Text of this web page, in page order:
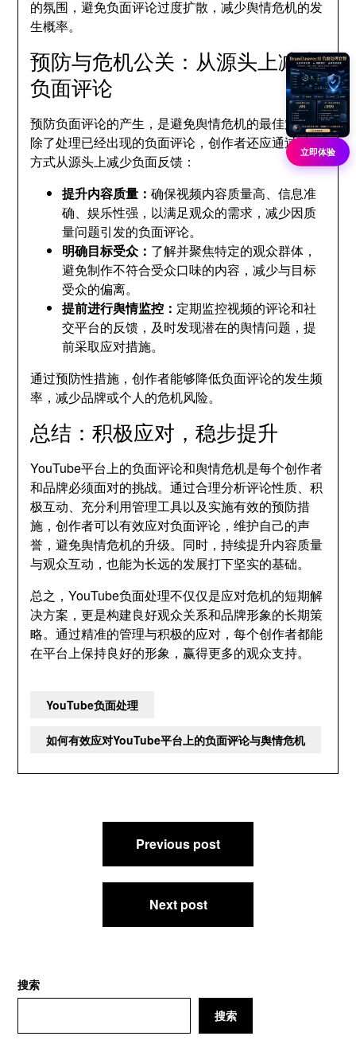
的氛围，避免负面评论过度扩散，减少舆情危机的发
生概率。
预防与危机公关：从源头上减少
负面评论
预防负面评论的产生，是避免舆情危机的最佳策略。
除了处理已经出现的负面评论，创作者还应通过以下
方式从源头上减少负面反馈：
提升内容质量：确保视频内容质量高、信息准
确、娱乐性强，以满足观众的需求，减少因质
量问题引发的负面评论。
明确目标受众： 了解并聚焦特定的观众群体，
避免制作不符合受众口味的内容，减少与目标
受众的偏离。
提前进行舆情监控： 定期监控视频的评论和社
交平台的反馈，及时发现潜在的舆情问题，提
前采取应对措施。
通过预防性措施，创作者能够降低负面评论的发生频
率，减少品牌或个人的危机风险。
总结：积极应对，稳步提升
YouTube平台上的负面评论和舆情危机是每个创作者
和品牌必须面对的挑战。通过合理分析评论性质、积
极互动、充分利用管理工具以及实施有效的预防措
施，创作者可以有效应对负面评论，维护自己的声
誉，避免舆情危机的升级。同时，持续提升内容质量
与观众互动，也能为长远的发展打下坚实的基础。
总之，YouTube负面处理不仅仅是应对危机的短期解
决方案，更是构建良好观众关系和品牌形象的长期策
略。通过精准的管理与积极的应对，每个创作者都能
在平台上保持良好的形象，赢得更多的观众支持。
YouTube负面处理
如何有效应对YouTube平台上的负面评论与舆情危机
Previous post
Next post
搜索
搜索
立即体验